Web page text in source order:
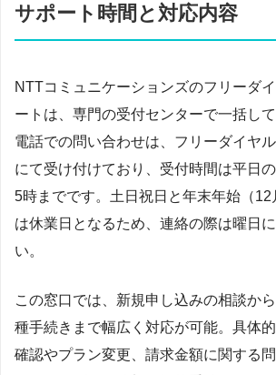
サポート時間と対応内容
NTTコミュニケーションズのフリーダ
ートは、専門の受付センターで一括して
電話での問い合わせは、フリーダイヤ
にて受け付けており、受付時間は平日
5時までです。土日祝日と年末年始（12
は休業日となるため、連絡の際は曜日
い。
この窓口では、新規申し込みの相談か
種手続きまで幅広く対応が可能。具体
確認やプラン変更、請求金額に関する